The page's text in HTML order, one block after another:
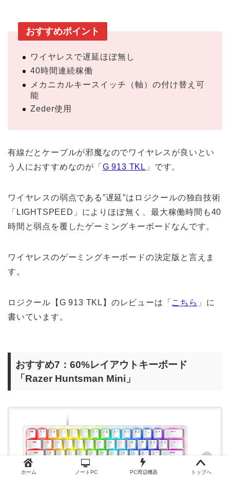
おすすめポイント
ワイヤレスで遅延ほぼ無し
40時間連続稼働
メカニカルキースイッチ（軸）の付け替え可
能
Zeder使用
有線だとケーブルが邪魔なのでワイヤレスが良いとい
う人におすすめなのが「 G 913 TKL 」です。
ワイヤレスの弱点である”遅延”はロジクールの独自技術
「LIGHTSPEED」によりほぼ無く、最大稼働時間も40
時間と弱点を覆したゲーミングキーボードなんです。
ワイヤレスのゲーミングキーボードの決定版と言えま
す。
ロジクール【G 913 TKL】のレビューは「 こちら 」に
書いています。
おすすめ7：60%レイアウトキーボード
「Razer Huntsman Mini」
ホーム ノートPC PC周辺機器 トップへ